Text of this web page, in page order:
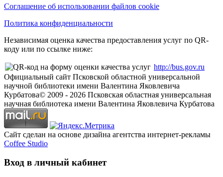
Соглашение об использовании файлов cookie
Политика конфиденциальности
Независимая оценка качества предоставления услуг по QR-
коду или по ссылке ниже:
http://bus.gov.ru
Официальный сайт Псковской областной универсальной
научной библиотеки имени Валентина Яковлевича
Курбатова© 2009 - 2026 Псковская областная универсальная
научная библиотека имени Валентина Яковлевича Курбатова
Сайт сделан на основе дизайна агентства интернет-рекламы
Coffee Studio
Вход в личный кабинет